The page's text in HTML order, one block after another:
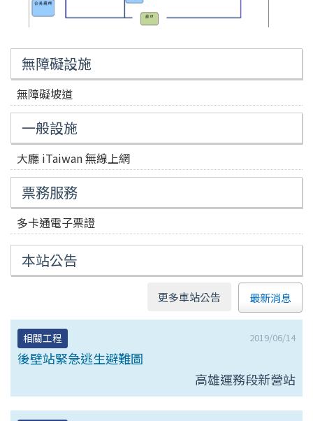
無障礙設施
無障礙坡道
一般設施
大廳 iTaiwan 無線上網
票務服務
多卡通電子票證
本站公告
更多車站公告 最新消息
相關工程 2019/06/14
後壁站緊急逃生避難圖
高雄運務段新營站